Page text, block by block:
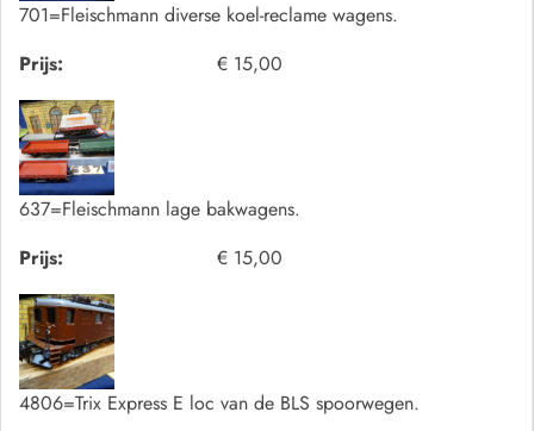
701=Fleischmann diverse koel-reclame wagens.
Prijs:
€ 15,00
637=Fleischmann lage bakwagens.
Prijs:
€ 15,00
4806=Trix Express E loc van de BLS spoorwegen.